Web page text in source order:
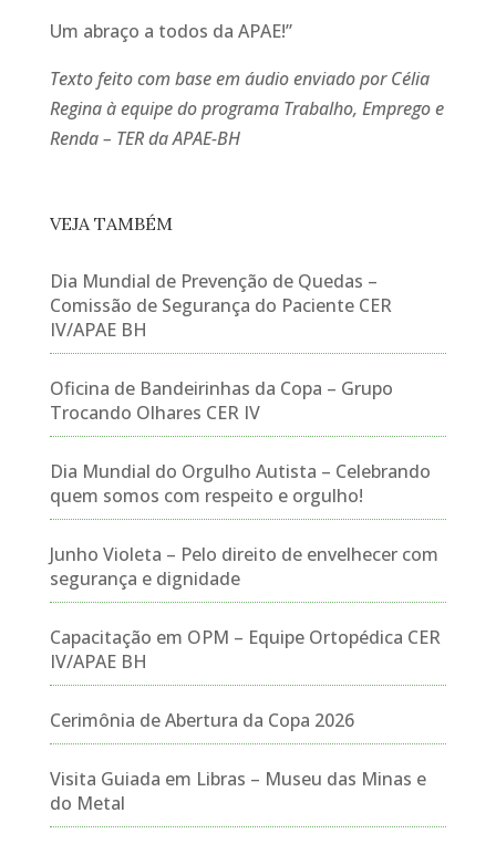
Um abraço a todos da APAE!”
Texto feito com base em áudio enviado por Célia
Regina à equipe do programa Trabalho, Emprego e
Renda – TER da APAE-BH
VEJA TAMBÉM
Dia Mundial de Prevenção de Quedas –
Comissão de Segurança do Paciente CER
IV/APAE BH
Oficina de Bandeirinhas da Copa – Grupo
Trocando Olhares CER IV
Dia Mundial do Orgulho Autista – Celebrando
quem somos com respeito e orgulho!
Junho Violeta – Pelo direito de envelhecer com
segurança e dignidade
Capacitação em OPM – Equipe Ortopédica CER
IV/APAE BH
Cerimônia de Abertura da Copa 2026
Visita Guiada em Libras – Museu das Minas e
do Metal